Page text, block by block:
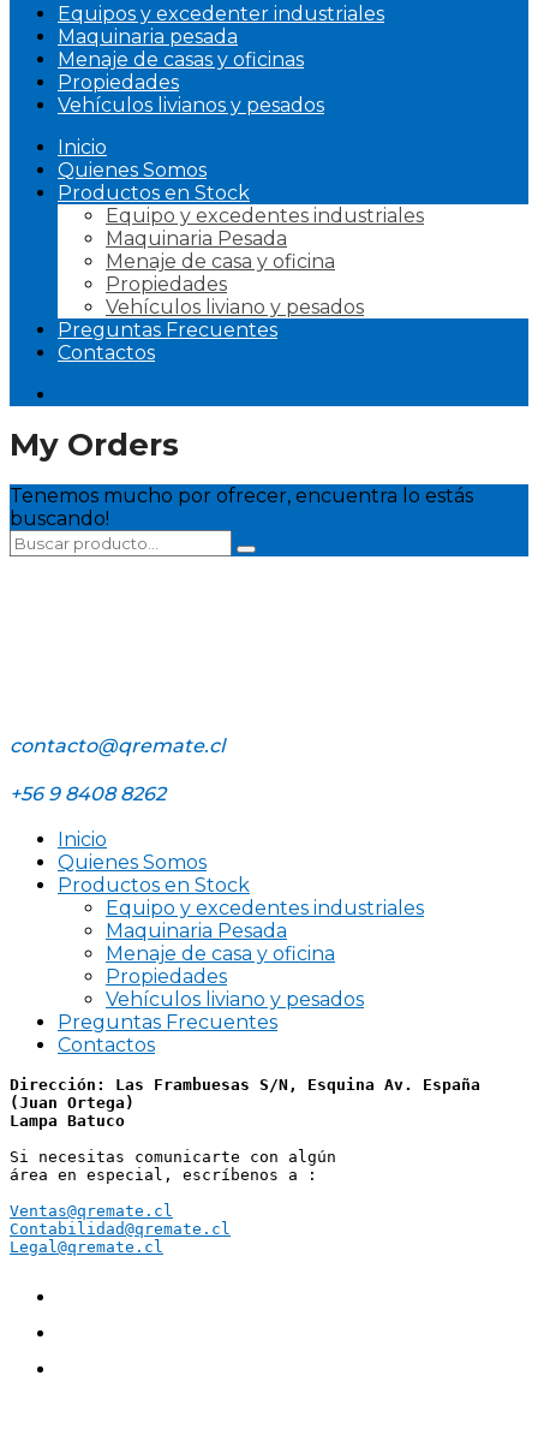
Equipos y excedenter industriales
Maquinaria pesada
Menaje de casas y oficinas
Propiedades
Vehículos livianos y pesados
Inicio
Quienes Somos
Productos en Stock
Equipo y excedentes industriales
Maquinaria Pesada
Menaje de casa y oficina
Propiedades
Vehículos liviano y pesados
Preguntas Frecuentes
Contactos
My Orders
Tenemos mucho por ofrecer, encuentra lo estás
buscando!
contacto@qremate.cl
+56 9 8408 8262
Inicio
Quienes Somos
Productos en Stock
Equipo y excedentes industriales
Maquinaria Pesada
Menaje de casa y oficina
Propiedades
Vehículos liviano y pesados
Preguntas Frecuentes
Contactos
Dirección: Las Frambuesas S/N, Esquina Av. España
(Juan Ortega)
Lampa Batuco
Si necesitas comunicarte con algún
área en especial, escríbenos a :
Ventas@qremate.cl
Contabilidad@qremate.cl
Legal@qremate.cl